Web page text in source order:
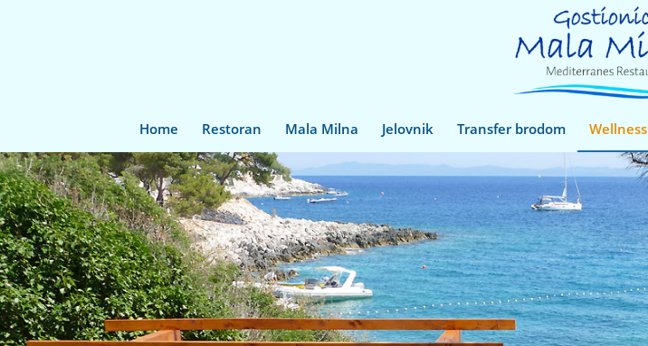
Home Restoran Mala Milna Jelovnik Transfer brodom Wellness